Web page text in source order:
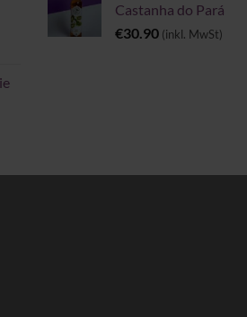
Castanha do Pará
€30.90 (inkl. MwSt)